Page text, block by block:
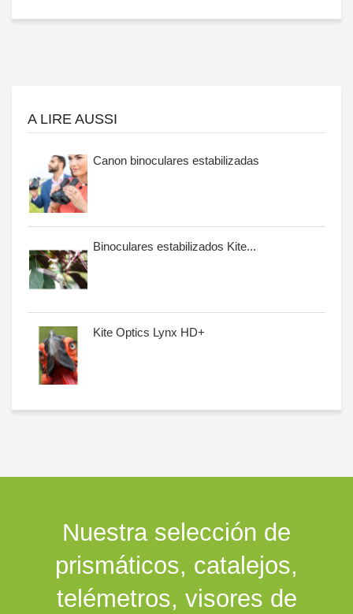
A LIRE AUSSI
Canon binoculares estabilizadas
Binoculares estabilizados Kite...
Kite Optics Lynx HD+
Nuestra selección de
prismáticos, catalejos,
telémetros, visores de